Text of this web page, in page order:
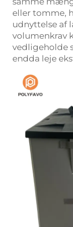
eller tomme,
udnyttelse af
volumenkrav
vedligeholde
endda leje